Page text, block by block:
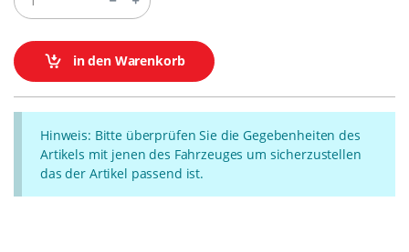
in den Warenkorb
Hinweis: Bitte überprüfen Sie die Gegebenheiten des
Artikels mit jenen des Fahrzeuges um sicherzustellen
das der Artikel passend ist.